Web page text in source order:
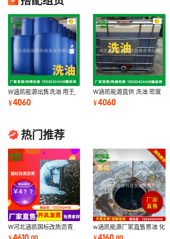
W涵凯能源出售洗油 用于
洗粗苯洗萘 褐色液体 铁桶
装密度1.05左右
¥4060
W涵凯能源直供 洗油 密度
1.05左右黏度≤1% 化工原
材料一站式采购
¥4060
热门推荐
W河北涵凯国标改质沥青
用于无水炮泥 活性炭 针状
4610
w涵凯能源厂家直售蒽油 化
工原材料一站式采购平台
4160